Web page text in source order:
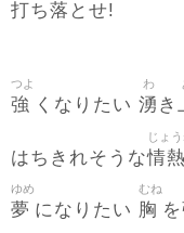
打ち落 とせ!
強
つよ
くなりたい 湧
わ
き
はちきれそうな情熱
じょ
夢
ゆめ
になりたい 胸
むね
を